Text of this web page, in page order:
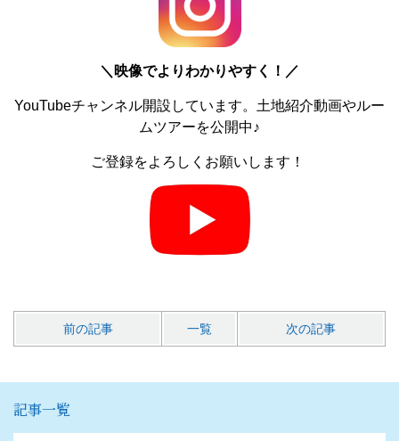
＼ 映像でよりわかりやすく！／
YouTubeチャンネル開設しています。土地紹介動画やルー
ムツアーを公開中♪
ご登録をよろしくお願いします！
前の記事 一覧 次の記事
記事一覧